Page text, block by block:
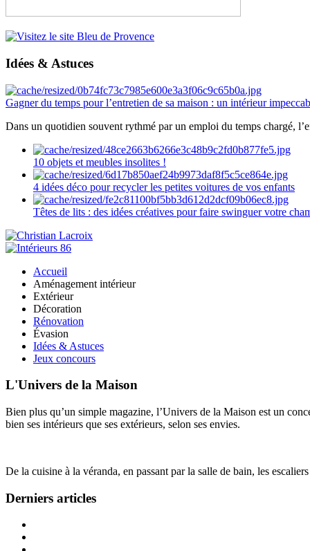
Idées & Astuces
Gagner du temps pour l’entretien de sa maison : un intérieur
Dans un quotidien souvent rythmé par un emploi du temps chargé,
10 objets et meubles insolites !
4 idées déco pour recycler les petites voitures de vos enfants
Têtes de lits : des idées créatives pour faire swinguer votre
Accueil
Aménagement intérieur
Extérieur
Décoration
Rénovation
Évasion
Idées & Astuces
Jeux concours
L'Univers de la Maison
Bien plus qu’un simple magazine, l’Univers de la Maison est un
bien ses intérieurs que ses extérieurs, selon ses envies.
De la cuisine à la véranda, en passant par la salle de bain, les
Derniers articles